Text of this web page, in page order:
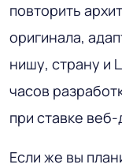
повторить
оригинала,
нишу, страну и
часов
при ставке
Если же вы